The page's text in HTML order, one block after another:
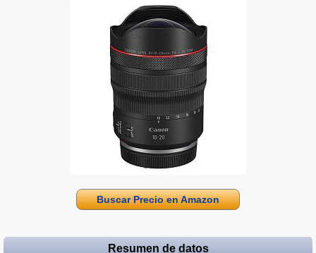
Buscar Precio en Amazon
Resumen de datos